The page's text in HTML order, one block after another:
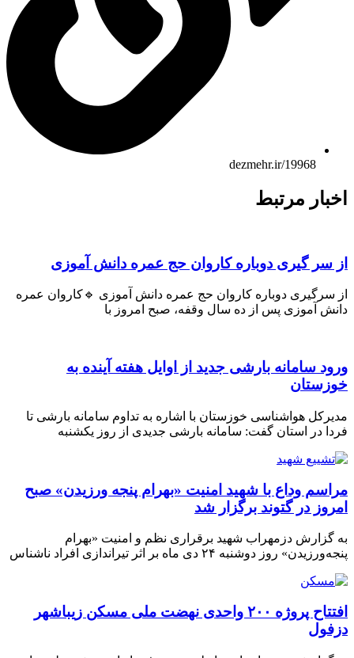
dezmehr.ir/19968
اخبار مرتبط
از سر گیری دوباره کاروان حج عمره دانش آموزی
از سرگیری دوباره کاروان حج عمره دانش آموزی 🔹کاروان عمره
دانش آموزی پس از ده سال وقفه، صبح امروز با
ورود سامانه بارشی جدید از اوایل هفته آینده به
خوزستان
مدیرکل هواشناسی خوزستان با اشاره به تداوم سامانه بارشی تا
فردا در استان گفت: سامانه بارشی جدیدی از روز یکشنبه
مراسم وداع با شهید امنیت «بهرام پنجه ورزیدن» صبح
امروز در گتوند برگزار شد
به گزارش دزمهراب شهید برقراری نظم و امنیت «بهرام
پنجه‌ورزیدن» روز دوشنبه ۲۴ دی ماه بر اثر تیراندازی افراد ناشناس
افتتاح پروژه ۲۰۰ واحدی نهضت ملی مسکن زیباشهر
دزفول